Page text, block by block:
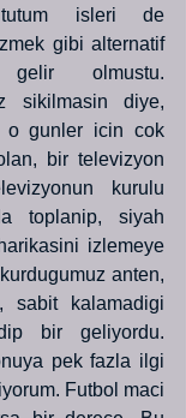
isleri de
gibi alternatif
olmustu.
sikilmasin diye,
o gunler icin cok
bir televizyon
kurulu
toplanip, siyah
izlemeye
anten,
sabit kalamadigi
bir geliyordu.
pek fazla ilgi
Futbol maci